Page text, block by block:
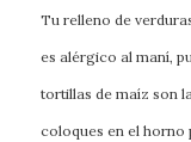
Tu relleno de
es alérgico al maní,
tortillas de maíz son
coloques en el horno